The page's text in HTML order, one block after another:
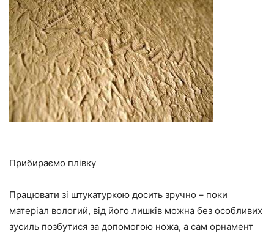
Прибираємо плівку
Працювати зі штукатуркою досить зручно – поки
матеріал вологий, від його лишків можна без особливих
зусиль позбутися за допомогою ножа, а сам орнамент